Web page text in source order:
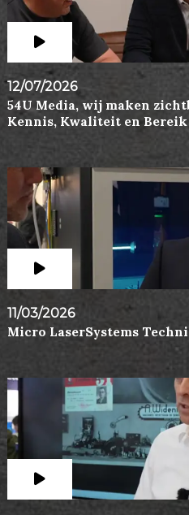
12/07/2026
54U Media, wij maken
Kennis, Kwaliteit en
11/03/2026
Micro LaserSystems